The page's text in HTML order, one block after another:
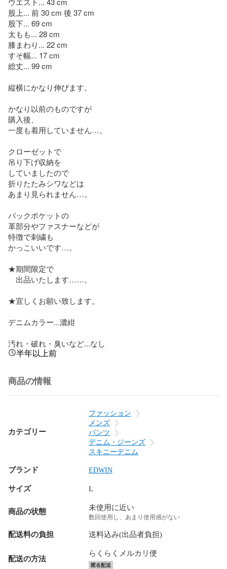
股上... 前 30 cm 後 37 cm
股下... 69 cm
太もも... 28 cm
膝まわり... 22 cm
すそ幅... 17 cm
総丈... 99 cm
縦横にかなり伸びます。
かなり以前のものですが
購入後、
一度も着用していません…。
クローゼットで
吊り下げ収納を
していましたので
折りたたみシワなどは
あまり見られません…。
バックポケットの
革部分やファスナーなどが
特徴で刺繍も
かっこいいです…。
★期間限定で
出品いたします……。
★宜しくお願い致します。
デニムカラー...濃紺
汚れ・破れ・臭いなど...なし
半年以上前
商品の情報
カテゴリー
ファッション
メンズ
パンツ
デニム・ジーンズ
スキニーデニム
ブランド EDWIN
サイズ L
商品の状態 未使用に近い
数回使用し、あまり使用感がない
配送料の負担 送料込み(出品者負担)
配送の方法
らくらくメルカリ便
匿名配送